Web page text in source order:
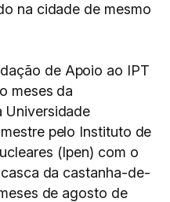
na cidade de mesmo
de Apoio ao IPT
meses da
Universidade
pelo Instituto de
(Ipen) com o
da castanha-de-
de agosto de